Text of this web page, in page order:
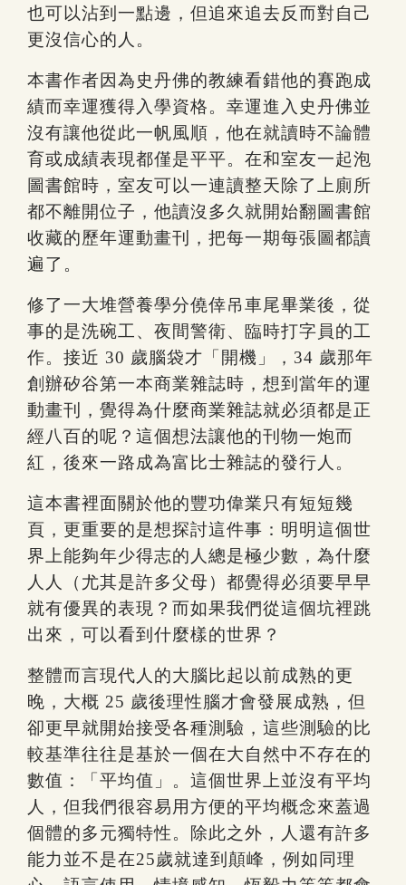
也可以沾到一點邊，但追來追去反而對自己
更沒信心的人。
本書作者因為史丹佛的教練看錯他的賽跑成
績而幸運獲得入學資格。幸運進入史丹佛並
沒有讓他從此一帆風順，他在就讀時不論體
育或成績表現都僅是平平。在和室友一起泡
圖書館時，室友可以一連讀整天除了上廁所
都不離開位子，他讀沒多久就開始翻圖書館
收藏的歷年運動畫刊，把每一期每張圖都讀
遍了。
修了一大堆營養學分僥倖吊車尾畢業後，從
事的是洗碗工、夜間警衛、臨時打字員的工
作。接近 30 歲腦袋才「開機」，34 歲那年
創辦矽谷第一本商業雜誌時，想到當年的運
動畫刊，覺得為什麼商業雜誌就必須都是正
經八百的呢？這個想法讓他的刊物一炮而
紅，後來一路成為富比士雜誌的發行人。
這本書裡面關於他的豐功偉業只有短短幾
頁，更重要的是想探討這件事：明明這個世
界上能夠年少得志的人總是極少數，為什麼
人人（尤其是許多父母）都覺得必須要早早
就有優異的表現？而如果我們從這個坑裡跳
出來，可以看到什麼樣的世界？
整體而言現代人的大腦比起以前成熟的更
晚，大概 25 歲後理性腦才會發展成熟，但
卻更早就開始接受各種測驗，這些測驗的比
較基準往往是基於一個在大自然中不存在的
數值：「平均值」。這個世界上並沒有平均
人，但我們很容易用方便的平均概念來蓋過
個體的多元獨特性。除此之外，人還有許多
能力並不是在25歲就達到顛峰，例如同理